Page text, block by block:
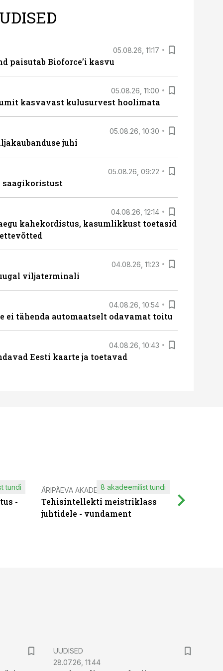
05.08.26, 11:17
paisutab Bioforce’i kasvu
05.08.26, 11:00
kasvavast kulusurvest hoolimata
05.08.26, 10:30
juhi
05.08.26, 09:22
saagikoristust
04.08.26, 12:14
kahekordistus, kasumlikkust toetasid
04.08.26, 11:23
viljaterminali
04.08.26, 10:54
ei tähenda automaatselt odavamat toitu
04.08.26, 10:43
Eesti kaarte ja toetavad
-
tundi ÄRIPÄEVA AKADEEMIA
Tehisintellekti meistriklass
juhtidele - vundament
8 akadeemilist tundi
UUDISED
28.07.26, 11:44